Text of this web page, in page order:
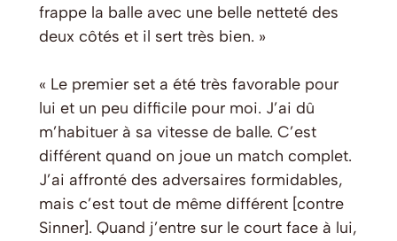
frappe la balle avec une belle netteté des
deux côtés et il sert très bien. »
« Le premier set a été très favorable pour
lui et un peu difficile pour moi. J’ai dû
m’habituer à sa vitesse de balle. C’est
différent quand on joue un match complet.
J’ai affronté des adversaires formidables,
mais c’est tout de même différent [contre
Sinner]. Quand j’entre sur le court face à lui,